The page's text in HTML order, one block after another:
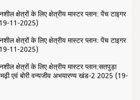
क्षेत्रों के लिए क्षेत्रीय मास्टर प्लान: पेंच टाइगर
11-2025)
क्षेत्रों के लिए क्षेत्रीय मास्टर प्लान: पेंच टाइगर
11-2025)
क्षेत्रों के लिए क्षेत्रीय मास्टर प्लान:सतपुड़ा
एवं बोरी वन्यजीव अभयारण्य खंड-2 2025 (19-